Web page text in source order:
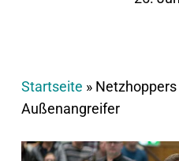
Startseite »
Außenangreifer